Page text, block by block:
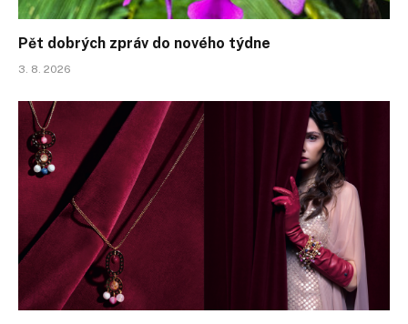
Pět dobrých zpráv do nového týdne
3. 8. 2026